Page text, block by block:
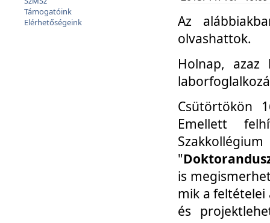
Támogatóink
Elérhetőségeink
Az
olvashattok.
Holnap, azaz
Csütörtökön
Emellett
"
is
mik a feltételei
és